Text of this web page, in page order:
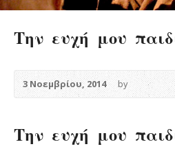
Την ευχή μου
3 Νοεμβρίου, 2014 by
Την ευχή μου